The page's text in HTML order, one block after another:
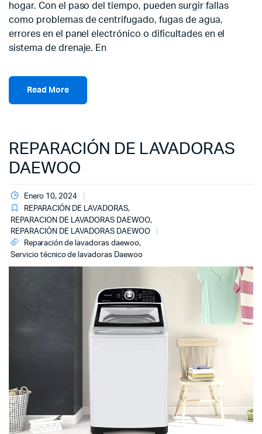
hogar. Con el paso del tiempo, pueden surgir fallas
como problemas de centrifugado, fugas de agua,
errores en el panel electrónico o dificultades en el
sistema de drenaje. En
Read More
REPARACIÓN DE LAVADORAS
DAEWOO
Enero 10, 2024
REPARACIÓN DE LAVADORAS,
REPARACION DE LAVADORAS DAEWOO,
REPARACIÓN DE LAVADORAS DAEWOO
Reparación de lavadoras daewoo,
Servicio técnico de lavadoras Daewoo